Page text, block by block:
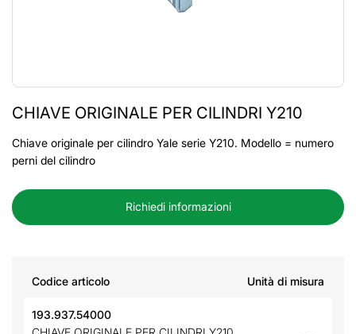
CHIAVE ORIGINALE PER CILINDRI Y210
Chiave originale per cilindro Yale serie Y210. Modello = numero
perni del cilindro
Richiedi informazioni
Codice articolo Unità di misura
193.937.54000